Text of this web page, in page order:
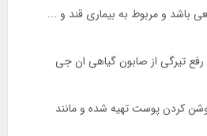
باشد و مربوط به بیماری قند و ...
رفع تیرگی از صابون گیاهی ان جی
کردن پوست تهیه شده و مانند